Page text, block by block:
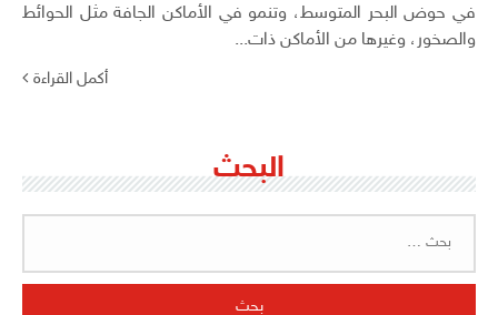
في حوض البحر المتوسط، وتنمو في الأماكن الجافة مثل الحوائط
والصخور، وغيرها من الأماكن ذات...
أكمل القراءة
البحث